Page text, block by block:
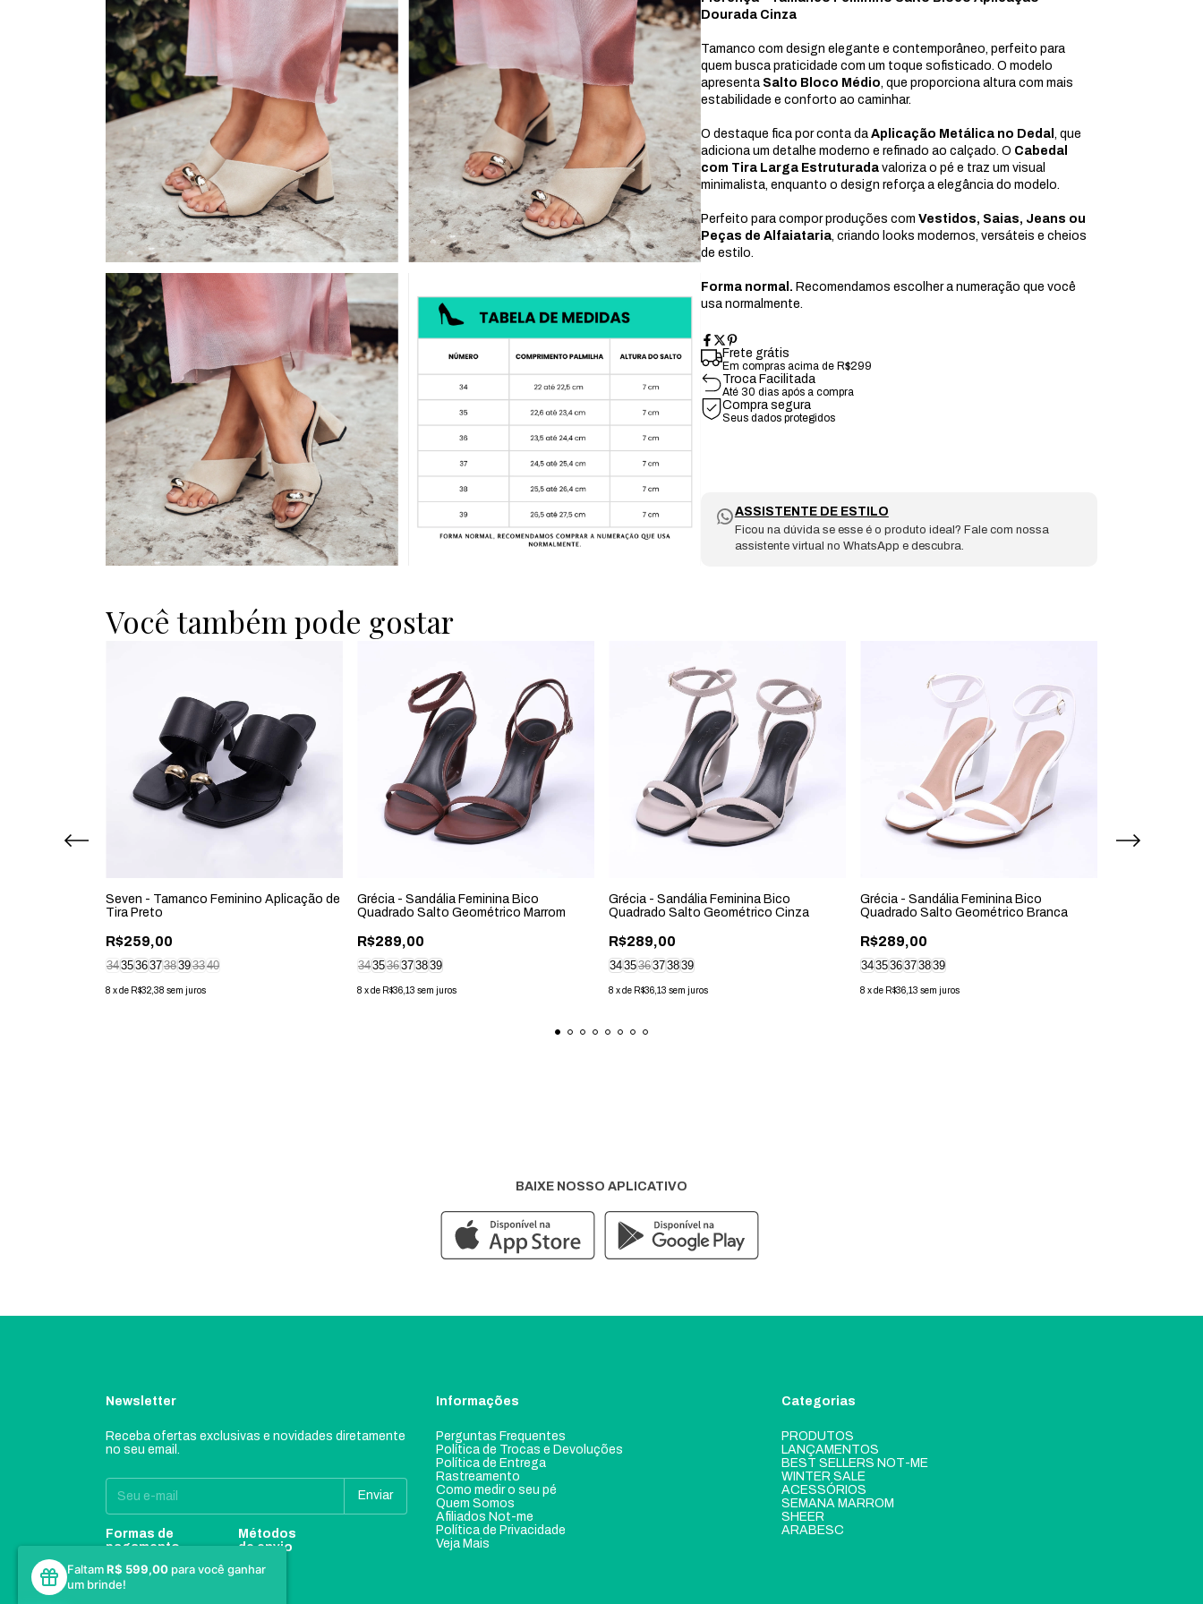
FaltamR$ 599,00 para você ganhar
um brinde!
Dourada Cinza
Tamanco com design elegante e contemporâneo, perfeito para
quem busca praticidade com um toque sofisticado. O modelo
apresenta Salto Bloco Médio, que proporciona altura com mais
estabilidade e conforto ao caminhar.
O destaque fica por conta da Aplicação Metálica no Dedal , que
adiciona um detalhe moderno e refinado ao calçado. O Cabedal
com Tira Larga Estruturadavaloriza o pé e traz um visual
minimalista, enquanto o design reforça a elegância do modelo.
Perfeito para compor produções com Vestidos, Saias, Jeans ou
Peças de Alfaiataria, criando looks modernos, versáteis e cheios
de estilo.
Forma normal. Recomendamos escolher a numeração que você
usa normalmente.
Frete grátis
Em compras acima de R$299
Troca Facilitada
Até 30 dias após a compra
Compra segura
Seus dados protegidos
ASSISTENTE DE ESTILO
Ficou na dúvida se esse é o produto ideal? Fale com nossa
assistente virtual no WhatsApp e descubra.
Você também pode gostar
Seven - Tamanco Feminino Aplicação de
Tira Preto
R$259,00
3435363738393340
8 xde R$32,38 sem juros
Grécia - Sandália Feminina Bico
Quadrado Salto Geométrico Marrom
R$289,00
343536373839
8 xde R$36,13 sem juros
Grécia - Sandália Feminina Bico
Quadrado Salto Geométrico Cinza
R$289,00
343536373839
8 xde R$36,13 sem juros
Grécia - Sandália Feminina Bico
Quadrado Salto Geométrico Branca
R$289,00
343536373839
8 xde R$36,13 sem juros
BAIXE NOSSO APLICATIVO
Newsletter
Receba ofertas exclusivas e novidades diretamente
no seu email.
Informações
Perguntas Frequentes
Política de Trocas e Devoluções
Política de Entrega
Rastreamento
Como medir o seu pé
Quem Somos
Afiliados Not-me
Política de Privacidade
Veja Mais
Categorias
PRODUTOS
LANÇAMENTOS
BEST SELLERS NOT-ME
WINTER SALE
ACESSÓRIOS
SEMANA MARROM
SHEER
ARABESC
Formas de
pagamento
Métodos
de envio